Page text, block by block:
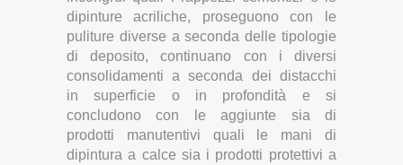
dipinture acriliche, proseguono con le
puliture diverse a seconda delle tipologie
di deposito, continuano con i diversi
consolidamenti a seconda dei distacchi
in superficie o in profondità e si
concludono con le aggiunte sia di
prodotti manutentivi quali le mani di
dipintura a calce sia i prodotti protettivi a